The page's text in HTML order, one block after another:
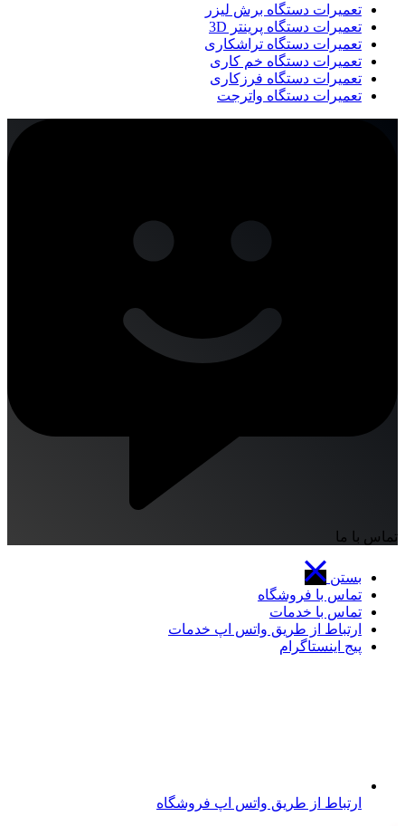
تعمیرات دستگاه برش لیزر
تعمیرات دستگاه پرینتر 3D
تعمیرات دستگاه تراشکاری
تعمیرات دستگاه خم کاری
تعمیرات دستگاه فرزکاری
تعمیرات دستگاه واترجت
تماس با ما
بستن
تماس با فروشگاه
تماس با خدمات
ارتباط از طریق واتس اپ خدمات
پیج اینستاگرام
ارتباط از طریق واتس اپ فروشگاه